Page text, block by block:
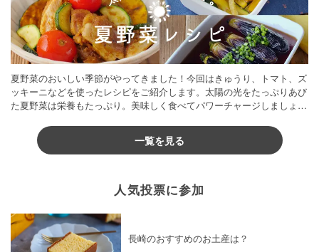
夏野菜のおいしい季節がやってきました！今回はきゅうり、トマト、ズ
ッキーニなどを使ったレシピをご紹介します。太陽の光をたっぷりあび
た夏野菜は栄養もたっぷり。美味しく食べてパワーチャージしましょう
一覧を見る
人気投票に参加
長崎のおすすめのお土産は？